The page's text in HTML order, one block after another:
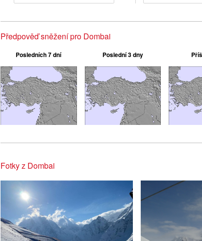
Předpověď sněžení pro Dombai
Posledních 7 dní Poslední 3 dny
Fotky z Dombai